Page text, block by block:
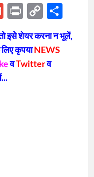
Gmail
Print
Copy
Link
इसे शेयर करना न भूलें,
कृपयाNEWS
वTwitterव